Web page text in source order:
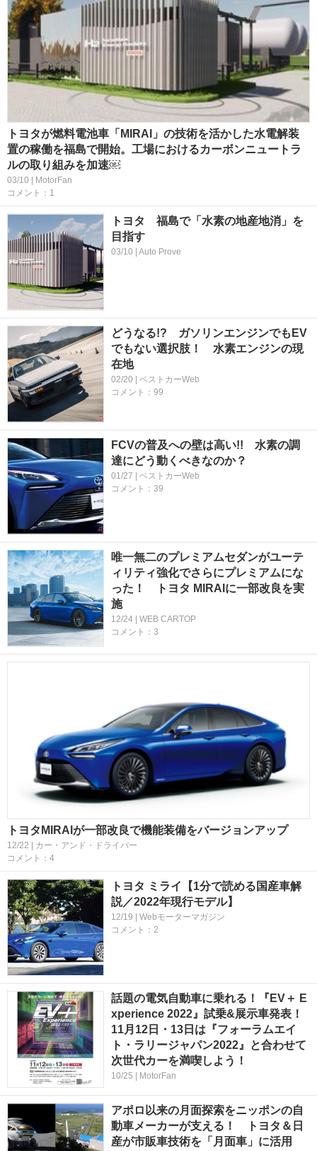
トヨタが燃料電池車「MIRAI」の技術を活かした水電解装
置の稼働を福島で開始。工場におけるカーボンニュートラ
ルの取り組みを加速￼
03/10 | MotorFan
コメント：1
トヨタ 福島で「水素の地産地消」を
目指す
03/10 | Auto Prove
どうなる!? ガソリンエンジンでもEV
でもない選択肢！ 水素エンジンの現
在地
02/20 | ベストカーWeb
コメント：99
FCVの普及への壁は高い!! 水素の調
達にどう動くべきなのか？
01/27 | ベストカーWeb
コメント：39
唯一無二のプレミアムセダンがユーテ
ィリティ強化でさらにプレミアムにな
った！ トヨタ MIRAIに一部改良を実
施
12/24 | WEB CARTOP
コメント：3
トヨタMIRAIが一部改良で機能装備をバージョンアップ
12/22 | カー・アンド・ドライバー
コメント：4
トヨタ ミライ【1分で読める国産車解
説／2022年現行モデル】
12/19 | Webモーターマガジン
コメント：2
話題の電気自動車に乗れる！『EV＋ E
xperience 2022』試乗&展示車発表！
11月12日・13日は『フォーラムエイ
ト・ラリージャパン2022』と合わせて
次世代カーを満喫しよう！
10/25 | MotorFan
アポロ以来の月面探索をニッポンの自
動車メーカーが支える！ トヨタ＆日
産が市販車技術を「月面車」に活用